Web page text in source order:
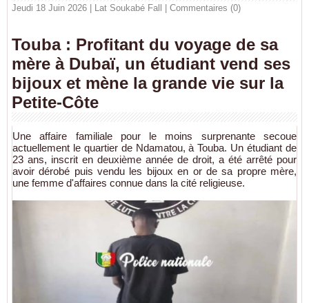
Jeudi 18 Juin 2026 | Lat Soukabé Fall Commentaires (0)
Touba : Profitant du voyage de sa
mère à Dubaï, un étudiant vend ses
bijoux et mène la grande vie sur la
Petite-Côte
Une affaire familiale pour le moins surprenante secoue
actuellement le quartier de Ndamatou, à Touba. Un étudiant de
23 ans, inscrit en deuxième année de droit, a été arrêté pour
avoir dérobé puis vendu les bijoux en or de sa propre mère,
une femme d'affaires connue dans la cité religieuse.